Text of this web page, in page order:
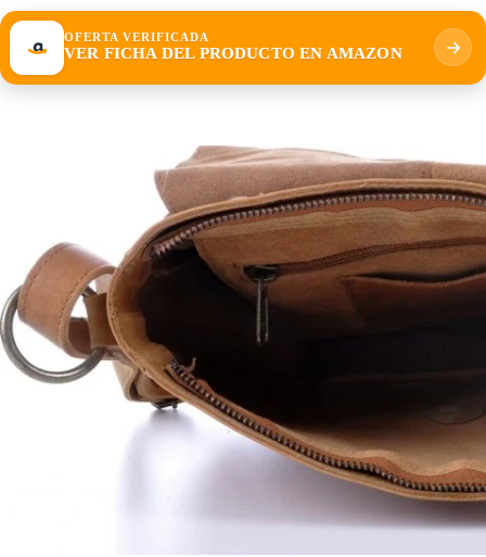
OFERTA VERIFICADA
VER FICHA DEL PRODUCTO EN AMAZON